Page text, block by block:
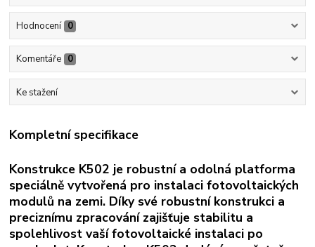
Hodnocení 0
Komentáře 0
Ke stažení
Kompletní specifikace
Konstrukce K502 je robustní a odolná platforma
speciálně vytvořená pro instalaci fotovoltaických
modulů na zemi. Díky své robustní konstrukci a
preciznímu zpracování zajišťuje stabilitu a
spolehlivost vaší fotovoltaické instalaci po